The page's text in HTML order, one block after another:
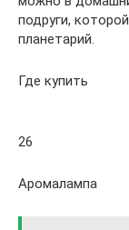
подруги,
планетарий.
Где купить
26
Аромалампа